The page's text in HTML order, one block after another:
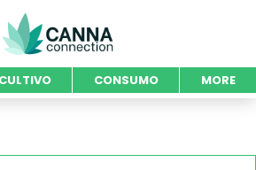
CULTIVO CONSUMO MORE